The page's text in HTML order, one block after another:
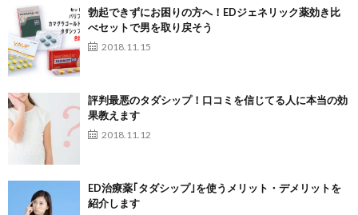
勃起できずにお困りの方へ！EDジェネリック薬効き比
べセットで男を取り戻そう
2018.11.15
評判最悪のタダシップ！口コミを信じてる人に本当の効
果教えます
2018.11.12
ED治療薬｢タダシップ｣を使うメリット・デメリットを
紹介します